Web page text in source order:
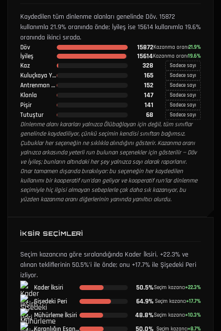
Kaydedilen tüm dinlenme alanları genelinde Döv, 15872
kullanımla 21.9% oranında önde; İyileş ise 15614 kullanımla 19.6%
oranında ikinci sırada.
Döv 15872Kazanma oranı21.9%
İyileş 15614Kazanma oranı19.6%
Kaz 328 Sadece sayı
Kuluçkaya Yatır 165 Sadece sayı
Antrenman Yap 152 Sadece sayı
Klonla 147 Sadece sayı
Pişir 141 Sadece sayı
Tutuştur 68 Sadece sayı
Dinlenme alanı kararları yalnızca Ölübağlayan için değil, tüm sınıflar
genelinde kaydediliyor, çünkü seçimin kendisi sınıftan bağımsız.
Çubuklar her seçeneğin ne sıklıkla alındığını gösterir. Kazanma oranı
yalnızca arkasında yeterli run bulunan seçenekler için gösterilir — Döv
ve İyileş; bunların altındaki her şey yalnızca sayı olarak raporlanır.
Onar tamamen dışarıda bırakılıyor: bu seçeneğin her kaydedilen
kullanımı bir kooperatif run’dan geliyor ve kooperatif run’lar dinlenme
seçimiyle hiç ilgisi olmayan sebeplerle çok daha sık kazanıyor, bu
yüzden kazanma oranı diğerlerinin yanında yanıltıcı olurdu.
İKSIR SEÇIMLERI
Seçim kazancına göre sıralandığında Kader İksiri, +22.3% ve
alınan tekliflerinin 50.5%’i ile önde; onu +17.7% ile Şişedeki Peri
izliyor.
Kader İksiri 50.5%Seçim kazancı+22.3%
Şişedeki Peri 64.9% Seçim kazancı+17.7%
Mühürleme İksiri 48.8%Seçim kazancı+10.3%
Karanlığın Esansı 50.0% Seçim kazancı+8.7%